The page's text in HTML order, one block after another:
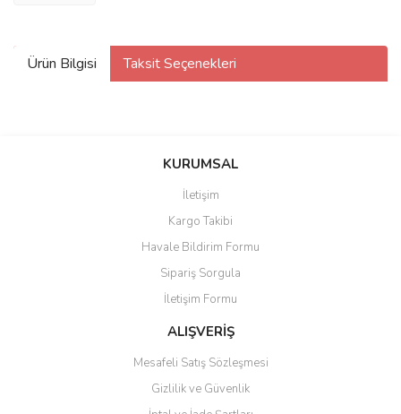
Ürün Bilgisi Taksit Seçenekleri
KURUMSAL
İletişim
Kargo Takibi
Havale Bildirim Formu
Sipariş Sorgula
İletişim Formu
ALIŞVERİŞ
Mesafeli Satış Sözleşmesi
Gizlilik ve Güvenlik